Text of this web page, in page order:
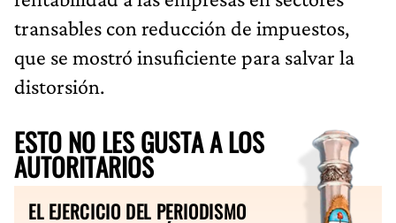
transables con reducción de impuestos,
que se mostró insuficiente para salvar la
distorsión.
ESTO NO LES GUSTA A LOS
AUTORITARIOS
EL EJERCICIO DEL PERIODISMO